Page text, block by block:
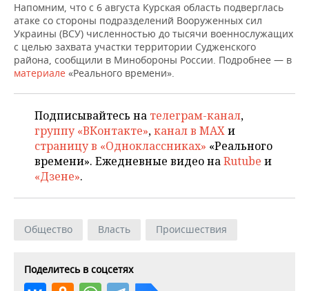
Напомним, что с 6 августа Курская область подверглась
атаке со стороны подразделений Вооруженных сил
Украины (ВСУ) численностью до тысячи военнослужащих
с целью захвата участки территории Судженского
района, сообщили в Минобороны России. Подробнее — в
материале «Реального времени».
Подписывайтесь на телеграм-канал,
группу «ВКонтакте»,канал в MAXи
страницу в «Одноклассниках» «Реального
времени». Ежедневные видео наRutube и
«Дзене».
Общество Власть Происшествия
Поделитесь в соцсетях